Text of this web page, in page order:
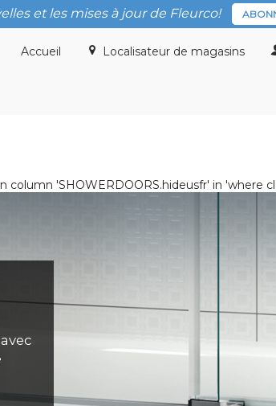
et les mises à jour de Fleurco!
Accueil Localisateur de magasins
'SHOWERDOORS.hideusfr' in 'where